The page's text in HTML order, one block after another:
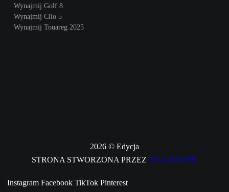
Wynajmij Golf 8
Wynajmij Clio 5
Wynajmij Touareg 2025
2026 © Edycja
STRONA STWORZONA PRZEZ ITA GROUPE
Instagram Facebook TikTok Pinterest